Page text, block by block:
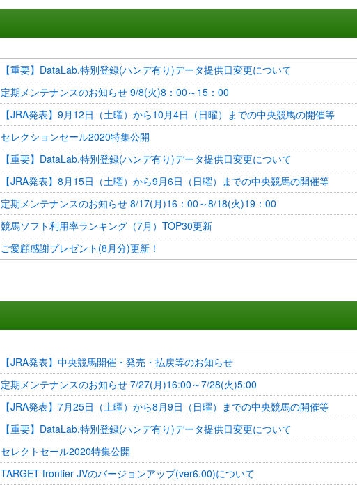
【重要】DataLab.特別登録(ハンデ有り)データ提供日変更について
定期メンテナンスのお知らせ 9/8(火)8：00～15：00
【JRA発表】9月12日（土曜）から10月4日（日曜）までの中央競馬の開催等
セレクションセール2020特集公開
【重要】DataLab.特別登録(ハンデ有り)データ提供日変更について
【JRA発表】8月15日（土曜）から9月6日（日曜）までの中央競馬の開催等
定期メンテナンスのお知らせ 8/17(月)16：00～8/18(火)19：00
競馬ソフト利用率ランキング（7月）TOP30更新
ご愛顧感謝プレゼント(8月分)更新！
【JRA発表】中央競馬開催・発売・払戻等のお知らせ
定期メンテナンスのお知らせ 7/27(月)16:00～7/28(火)5:00
【JRA発表】7月25日（土曜）から8月9日（日曜）までの中央競馬の開催等
【重要】DataLab.特別登録(ハンデ有り)データ提供日変更について
セレクトセール2020特集公開
TARGET frontier JVのバージョンアップ(ver6.00)について